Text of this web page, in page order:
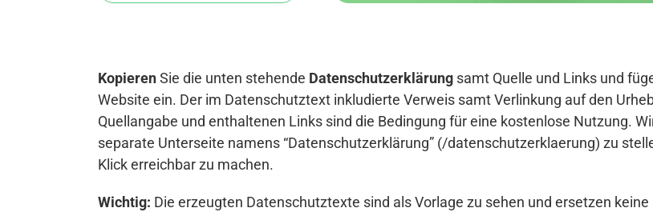
KopierenSie die unten stehende Datenschutzerklärung samt Quelle und Links und
Website ein. Der im Datenschutztext inkludierte Verweis samt Verlinkung auf den
Quellangabe und enthaltenen Links sind die Bedingung für eine kostenlose Nutzung.
separate Unterseite namens “Datenschutzerklärung” (/datenschutzerklaerung) zu
Klick erreichbar zu machen.
Wichtig: Die erzeugten Datenschutztexte sind als Vorlage zu sehen und ersetzen